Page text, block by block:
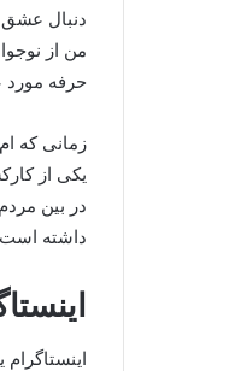
دنبال
من از
حرفه مورد
زمانی که
یکی از
در بین
داشته